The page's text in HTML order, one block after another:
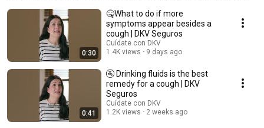
0:30
🤒What to do if more
symptoms appear besides a
cough | DKV Seguros
Cuídate con DKV
1.4K views
9 days ago
0:41
🚰 Drinking fluids is the best
remedy for a cough | DKV
Seguros
Cuídate con DKV
1.2K views
2 weeks ago